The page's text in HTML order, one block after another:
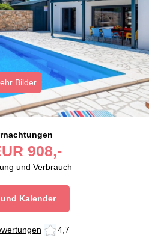
Bilder
908,-
und Verbrauch
Kalender
4,7